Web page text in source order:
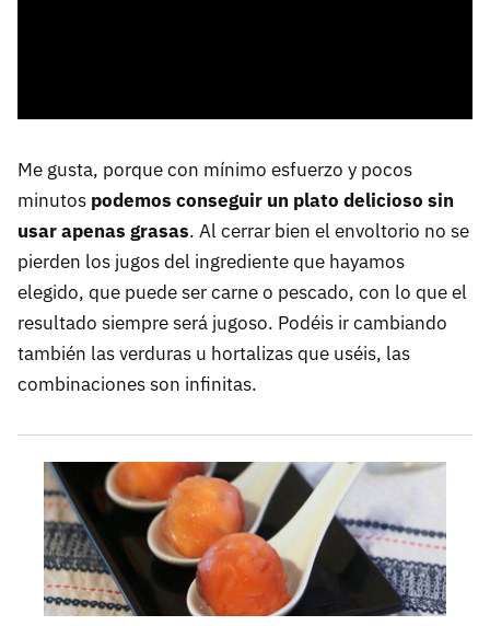
Me gusta, porque con mínimo esfuerzo y pocos
minutos podemos conseguir un plato delicioso sin
usar apenas grasas. Al cerrar bien el envoltorio no se
pierden los jugos del ingrediente que hayamos
elegido, que puede ser carne o pescado, con lo que el
resultado siempre será jugoso. Podéis ir cambiando
también las verduras u hortalizas que uséis, las
combinaciones son infinitas.